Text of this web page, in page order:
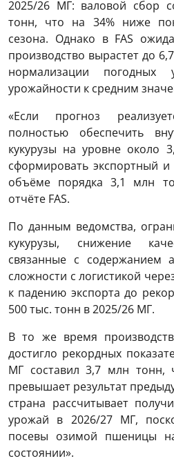
2025/26 МГ: валовой сбор
тонн, что на 34% ниже
сезона. Однако в FAS
производство вырастет до
нормализации погодных
урожайности к средним
«Если прогноз
полностью обеспечить
кукурузы на уровне около
сформировать экспортный
объёме порядка 3,1 млн
отчёте FAS.
По данным ведомства,
кукурузы, снижение
связанные с содержанием
сложности с логистикой
к падению экспорта до
500 тыс. тонн в 2025/26 МГ.
В то же время
достигло рекордных
МГ составил 3,7 млн тонн,
превышает результат
страна рассчитывает
урожай в 2026/27 МГ,
посевы озимой пшеницы
состоянии».